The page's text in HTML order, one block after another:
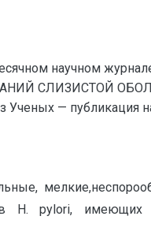
научном
СЛИЗИСТОЙ
— публикация
pylori, имеющих